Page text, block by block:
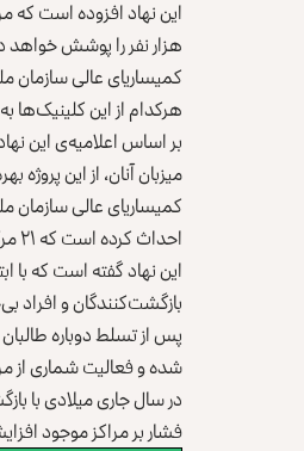
هزار نفر را پوشش خواهد
کمیساریای عالی سازمان
هرکدام از این کلینیک‌ها به حدود ۴۵ هزار نفر خدمات
میزبان آنان، از این
احداث کرده است که ۲۱ مرکز آن هم‌اکنون فعال است.
این نهاد گفته است که با
بازگشت‌کنندگان و افراد
پس از تسلط دوباره
شده و فعالیت شماری
در سال جاری میلادی با
فشار بر مراکز موجود